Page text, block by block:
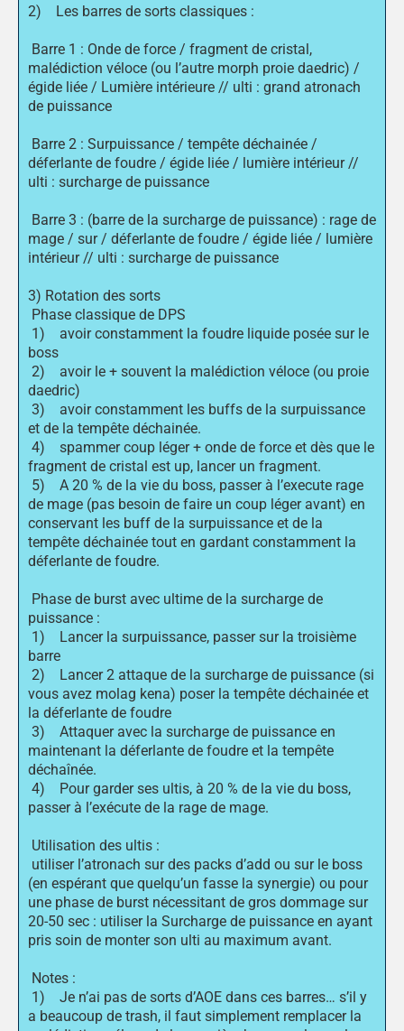
2) Les barres de sorts classiques :
Barre 1 : Onde de force / fragment de cristal,
malédiction véloce (ou l’autre morph proie daedric) /
égide liée / Lumière intérieure // ulti : grand atronach
de puissance
Barre 2 : Surpuissance / tempête déchainée /
déferlante de foudre / égide liée / lumière intérieur //
ulti : surcharge de puissance
Barre 3 : (barre de la surcharge de puissance) : rage de
mage / sur / déferlante de foudre / égide liée / lumière
intérieur // ulti : surcharge de puissance
3) Rotation des sorts
Phase classique de DPS
1) avoir constamment la foudre liquide posée sur le
boss
2) avoir le + souvent la malédiction véloce (ou proie
daedric)
3) avoir constamment les buffs de la surpuissance
et de la tempête déchainée.
4) spammer coup léger + onde de force et dès que le
fragment de cristal est up, lancer un fragment.
5) A 20 % de la vie du boss, passer à l’execute rage
de mage (pas besoin de faire un coup léger avant) en
conservant les buff de la surpuissance et de la
tempête déchainée tout en gardant constamment la
déferlante de foudre.
Phase de burst avec ultime de la surcharge de
puissance :
1) Lancer la surpuissance, passer sur la troisième
barre
2) Lancer 2 attaque de la surcharge de puissance (si
vous avez molag kena) poser la tempête déchainée et
la déferlante de foudre
3) Attaquer avec la surcharge de puissance en
maintenant la déferlante de foudre et la tempête
déchaînée.
4) Pour garder ses ultis, à 20 % de la vie du boss,
passer à l’exécute de la rage de mage.
Utilisation des ultis :
utiliser l’atronach sur des packs d’add ou sur le boss
(en espérant que quelqu’un fasse la synergie) ou pour
une phase de burst nécessitant de gros dommage sur
20-50 sec : utiliser la Surcharge de puissance en ayant
pris soin de monter son ulti au maximum avant.
Notes :
1) Je n’ai pas de sorts d’AOE dans ces barres… s’il y
a beaucoup de trash, il faut simplement remplacer la